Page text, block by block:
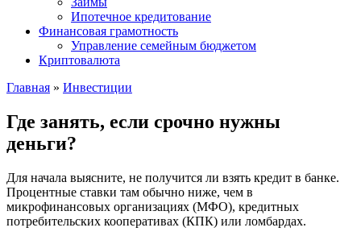
Ипотечное кредитование
Финансовая грамотность
Управление семейным бюджетом
Криптовалюта
Главная » Инвестиции
Где занять, если срочно нужны
деньги?
Для начала выясните, не получится ли взять кредит в банке.
Процентные ставки там обычно ниже, чем в
микрофинансовых организациях (МФО), кредитных
потребительских кооперативах (КПК) или ломбардах.